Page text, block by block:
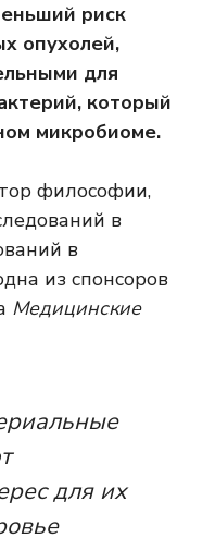
риск
опухолей,
для
который
микробиоме.
философии,
в
в
из спонсоров
Медицинские
для их